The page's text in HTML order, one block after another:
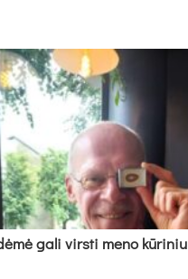
ga­li virs­ti me­no kū­ri­niu